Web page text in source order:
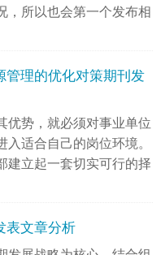
，所以也会第一个发布相
管理的优化对策期刊发
优势，就必须对事业单位
适合自己的岗位环境。
建立起一套切实可行的择
表文章分析